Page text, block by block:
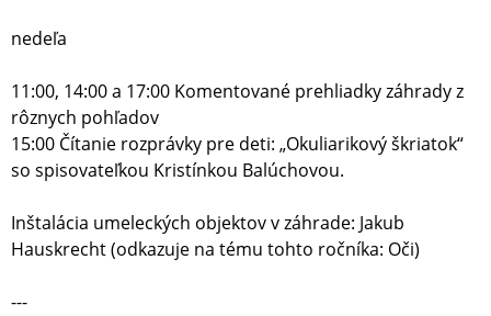
nedeľa
11:00, 14:00 a 17:00 Komentované prehliadky záhrady z
rôznych pohľadov
15:00 Čítanie rozprávky pre deti: „Okuliarikový škriatok“
so spisovateľkou Kristínkou Balúchovou.
Inštalácia umeleckých objektov v záhrade: Jakub
Hauskrecht (odkazuje na tému tohto ročníka: Oči)
---